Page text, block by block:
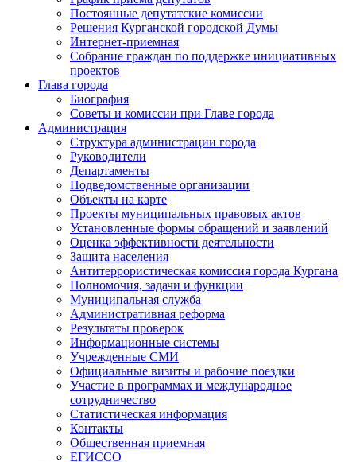
Постоянные депутатские комиссии
Решения Курганской городской Думы
Интернет-приемная
Собрание граждан по поддержке инициативных
проектов
Глава города
Биография
Советы и комиссии при Главе города
Администрация
Структура администрации города
Руководители
Департаменты
Подведомственные организации
Объекты на карте
Проекты муниципальных правовых актов
Установленные формы обращений и заявлений
Оценка эффективности деятельности
Защита населения
Антитеррористическая комиссия города Кургана
Полномочия, задачи и функции
Муниципальная служба
Административная реформа
Результаты проверок
Информационные системы
Учрежденные СМИ
Официальные визиты и рабочие поездки
Участие в программах и международное
сотрудничество
Статистическая информация
Контакты
Общественная приемная
ЕГИССО